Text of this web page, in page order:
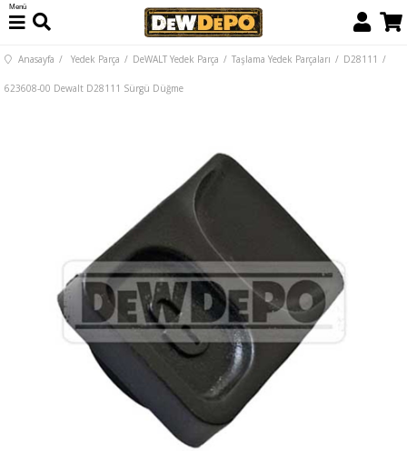
Menü
Anasayfa Yedek Parça DeWALT Yedek Parça Taşlama Yedek Parçaları D28111
623608-00 Dewalt D28111 Sürgü Düğme